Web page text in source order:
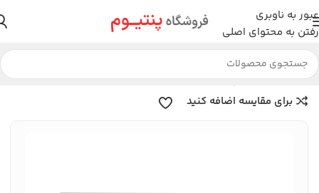
عبور به ناوبری
رفتن به محتوای اصلی
خانه قطعات کامپیوتر اس اس دی
برای مقایسه اضافه کنید